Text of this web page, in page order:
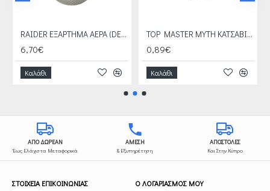
RAIDER ΕΞΑΡΤΗΜΑ ΑΕΡΑ (DE) ΤΑΧΥΣΥΝΔΕΣΜΟΣ ΑΡΣΕΝΙΚΟΣ 1/2'' 089937
6,70€
Καλάθι
TOP MASTER ΜΥΤΗ ΚΑΤΣΑΒΙΔΙ ΚΑΡΥΔΑΚΙ Cr-V 3/8'' PZ3 330287
0,89€
Καλάθι
ΑΠΟ ΔΩΡΕΑΝ
Έως Ελάχιστα Μεταφορικά
ΑΜΕΣΗ
& Εξυπηρέτηση
ΑΠΟΣΤΟΛΕΣ
Και Στην Κύπρο
ΣΤΟΙΧΕΙΑ ΕΠΙΚΟΙΝΩΝΙΑΣ Ο ΛΟΓΑΡΙΑΣΜΟΣ ΜΟΥ